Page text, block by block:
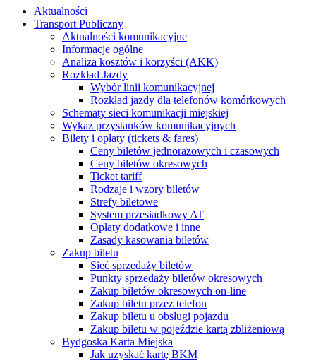
Aktualności
Transport Publiczny
Aktualności komunikacyjne
Informacje ogólne
Analiza kosztów i korzyści (AKK)
Rozkład Jazdy
Wybór linii komunikacyjnej
Rozkład jazdy dla telefonów komórkowych
Schematy sieci komunikacji miejskiej
Wykaz przystanków komunikacyjnych
Bilety i opłaty (tickets & fares)
Ceny biletów jednorazowych i czasowych
Ceny biletów okresowych
Ticket tariff
Rodzaje i wzory biletów
Strefy biletowe
System przesiadkowy AT
Opłaty dodatkowe i inne
Zasady kasowania biletów
Zakup biletu
Sieć sprzedaży biletów
Punkty sprzedaży biletów okresowych
Zakup biletów okresowych on-line
Zakup biletu przez telefon
Zakup biletu u obsługi pojazdu
Zakup biletu w pojeździe kartą zbliżeniową
Bydgoska Karta Miejska
Jak uzyskać kartę BKM